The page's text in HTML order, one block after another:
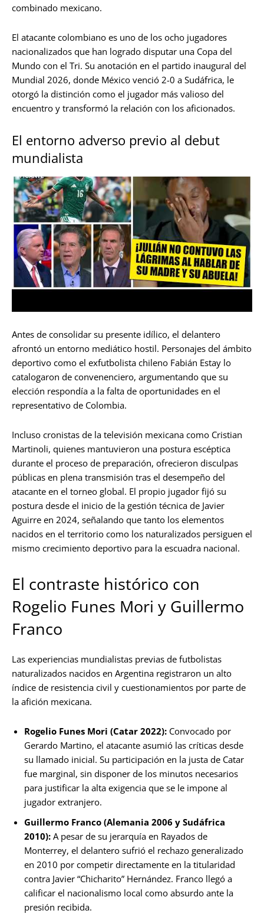
combinado mexicano.
El atacante colombiano es uno de los ocho jugadores
nacionalizados que han logrado disputar una Copa del
Mundo con el Tri. Su anotación en el partido inaugural del
Mundial 2026, donde México venció 2-0 a Sudáfrica, le
otorgó la distinción como el jugador más valioso del
encuentro y transformó la relación con los aficionados.
El entorno adverso previo al debut
mundialista
Antes de consolidar su presente idílico, el delantero
afrontó un entorno mediático hostil. Personajes del ámbito
deportivo como el exfutbolista chileno Fabián Estay lo
catalogaron de convenenciero, argumentando que su
elección respondía a la falta de oportunidades en el
representativo de Colombia.
Incluso cronistas de la televisión mexicana como Cristian
Martinoli, quienes mantuvieron una postura escéptica
durante el proceso de preparación, ofrecieron disculpas
públicas en plena transmisión tras el desempeño del
atacante en el torneo global. El propio jugador fijó su
postura desde el inicio de la gestión técnica de Javier
Aguirre en 2024, señalando que tanto los elementos
nacidos en el territorio como los naturalizados persiguen el
mismo crecimiento deportivo para la escuadra nacional.
El contraste histórico con
Rogelio Funes Mori y Guillermo
Franco
Las experiencias mundialistas previas de futbolistas
naturalizados nacidos en Argentina registraron un alto
índice de resistencia civil y cuestionamientos por parte de
la afición mexicana.
Rogelio Funes Mori (Catar 2022): Convocado por
Gerardo Martino, el atacante asumió las críticas desde
su llamado inicial. Su participación en la justa de Catar
fue marginal, sin disponer de los minutos necesarios
para justificar la alta exigencia que se le impone al
jugador extranjero.
Guillermo Franco (Alemania 2006 y Sudáfrica
2010): A pesar de su jerarquía en Rayados de
Monterrey, el delantero sufrió el rechazo generalizado
en 2010 por competir directamente en la titularidad
contra Javier “Chicharito” Hernández. Franco llegó a
calificar el nacionalismo local como absurdo ante la
presión recibida.